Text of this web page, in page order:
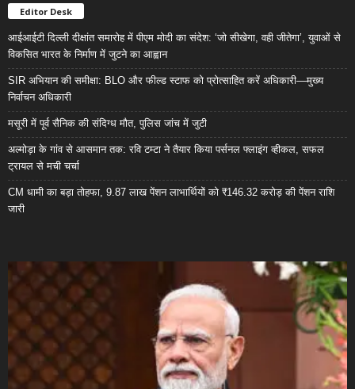
Editor Desk
आईआईटी दिल्ली दीक्षांत समारोह में पीएम मोदी का संदेश: ‘जो सीखेगा, वही जीतेगा’, युवाओं से
विकसित भारत के निर्माण में जुटने का आह्वान
SIR अभियान की समीक्षा: BLO और फील्ड स्टाफ को प्रोत्साहित करें अधिकारी—मुख्य
निर्वाचन अधिकारी
मसूरी में पूर्व सैनिक की संदिग्ध मौत, पुलिस जांच में जुटी
अल्मोड़ा के गांव से आसमान तक: रवि टम्टा ने तैयार किया पर्सनल फ्लाइंग व्हीकल, सफल
ट्रायल से मची चर्चा
CM धामी का बड़ा तोहफा, 9.87 लाख पेंशन लाभार्थियों को ₹146.32 करोड़ की पेंशन राशि
जारी